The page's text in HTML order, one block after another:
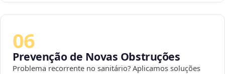
06
Prevenção de Novas Obstruções
Problema recorrente no sanitário? Aplicamos soluções